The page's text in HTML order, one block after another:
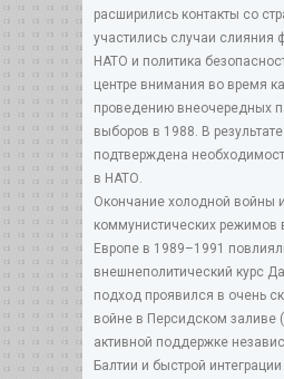
расширились контакты со
участились случаи слияния
НАТО и политика
центре внимания во время
проведению внеочередных
выборов в 1988. В
подтверждена
в НАТО.
Окончание холодной войны
коммунистических режимов
Европе в 1989–1991
внешнеполитический курс
подход проявился в очень
войне в Персидском заливе
активной поддержке
Балтии и быстрой